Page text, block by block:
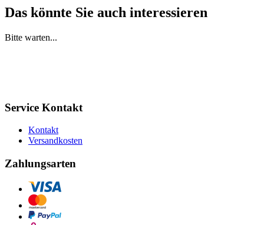
Das könnte Sie auch interessieren
Bitte warten...
Service Kontakt
Kontakt
Versandkosten
Zahlungsarten